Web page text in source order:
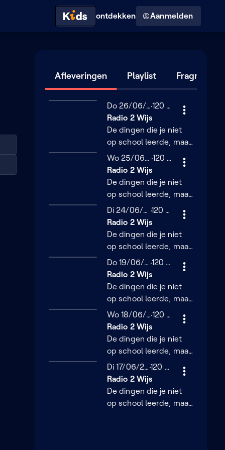
Hoog contrast modus
ontdekken Aanmelden
Afleveringen Playlist
Donderdag 26 juni 2025
Do 26/06/2025 120 minuten
120 min
Radio 2 Wijs
De dingen die je niet
op school leerde, maar
toch wil weten. Deel je
ervaringen en word
wijzer samen met
luisterend Vlaanderen.
Woensdag 25 juni 2025
Wo 25/06/2025 120 minuten
120 min
Radio 2 Wijs
De dingen die je niet
op school leerde, maar
toch wil weten. Deel je
ervaringen en word
wijzer samen met
luisterend Vlaanderen.
Dinsdag 24 juni 2025
Di 24/06/2025 120 minuten
120 min
Radio 2 Wijs
De dingen die je niet
op school leerde, maar
toch wil weten. Deel je
ervaringen en word
wijzer samen met
luisterend Vlaanderen.
Donderdag 19 juni 2025
Do 19/06/2025 120 minuten
120 min
Radio 2 Wijs
De dingen die je niet
op school leerde, maar
toch wil weten. Deel je
ervaringen en word
wijzer samen met
luisterend Vlaanderen.
Woensdag 18 juni 2025
Wo 18/06/2025 120 minuten
120 min
Radio 2 Wijs
De dingen die je niet
op school leerde, maar
toch wil weten. Deel je
ervaringen en word
wijzer samen met
luisterend Vlaanderen.
Dinsdag 17 juni 2025
Di 17/06/2025 120 minuten
120 min
Radio 2 Wijs
De dingen die je niet
op school leerde, maar